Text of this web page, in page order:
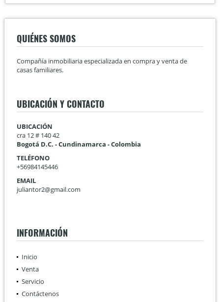
QUIÉNES SOMOS
Compañía inmobiliaria especializada en compra y venta de
casas familiares.
UBICACIÓN Y CONTACTO
UBICACIÓN
cra 12 # 140 42
Bogotá D.C. - Cundinamarca - Colombia
TELÉFONO
+56984145446
EMAIL
juliantor2@gmail.com
INFORMACIÓN
Inicio
Venta
Servicio
Contáctenos